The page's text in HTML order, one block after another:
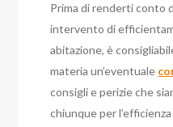
Prima di renderti conto
intervento di
abitazione, è
materia un’eventuale
consigli e perizie che
chiunque per